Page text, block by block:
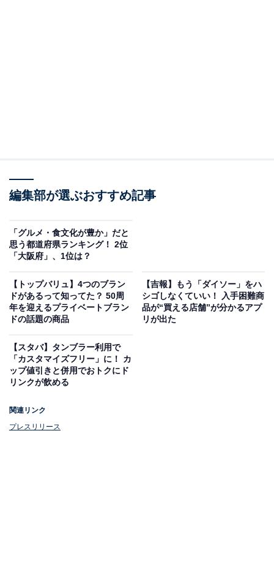
3世代が集うまちなかホーム～地域に根ざしたショッピングセンター～
ン金剛店」の跡地に、装いも新たにオープン。なんばか
ら南海高野線で約30分、「金剛駅」より徒歩約3分のこ
らゆる世代が住み続けたい街としての魅力があり、今後
も発展が見込まれています。
ードに、日常生活で1番便利な生活拠点「みんなのまち
なかホーム」として、あらゆる世代が快適に過ごせる身
地域の人々が集える場として、1階の芝生が広がるイベ
編集部が選ぶおすすめ記事
「グルメ・食文化が豊か」だと
思う都道府県ランキング！ 2位
「大阪府」、1位は？
【トップバリュ】4つのブラン
ドがあるって知ってた？ 50周
年を迎えるプライベートブラン
ドの話題の商品
【吉報】もう「ダイソー」をハ
シゴしなくていい！ 入手困難商
品が“買える店舗”が分かるアプ
リが出た
【スタバ】タンブラー利用で
「カスタマイズフリー」に！ カ
ップ値引きと併用でおトクにド
リンクが飲める
関連リンク
プレスリリース